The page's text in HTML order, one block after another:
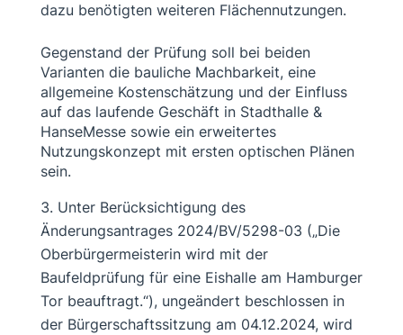
dazu benötigten weiteren Flächennutzungen.
Gegenstand der Prüfung soll bei beiden
Varianten die bauliche Machbarkeit, eine
allgemeine Kostenschätzung und der Einfluss
auf das laufende Geschäft in Stadthalle &
HanseMesse sowie ein erweitertes
Nutzungskonzept mit ersten optischen Plänen
sein.
Unter Berücksichtigung des
Änderungsantrages 2024/BV/5298-03 („Die
Oberbürgermeisterin wird mit der
Baufeldprüfung für eine Eishalle am Hamburger
Tor beauftragt.“), ungeändert beschlossen in
der Bürgerschaftssitzung am 04.12.2024, wird